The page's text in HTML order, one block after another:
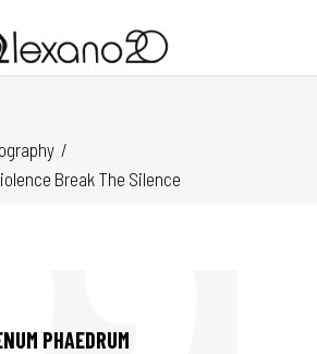
/
Break The Silence
PHAEDRUM